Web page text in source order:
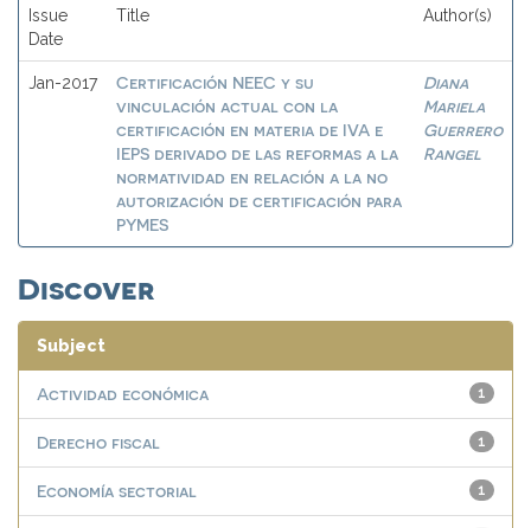
Issue
Date
Title Author(s)
Jan-2017
Certificación NEEC y su
vinculación actual con la
certificación en materia de IVA e
IEPS derivado de las reformas a la
normatividad en relación a la no
autorización de certificación para
PYMES
Diana
Mariela
Guerrero
Rangel
Discover
Subject
1
Actividad económica
1
Derecho fiscal
1
Economía sectorial